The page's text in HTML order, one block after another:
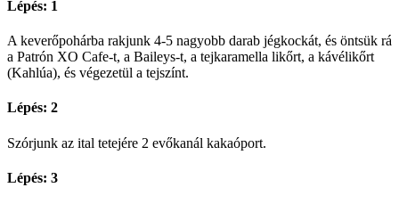
Lépés: 1
A keverőpohárba rakjunk 4-5 nagyobb darab jégkockát, és öntsük rá
a Patrón XO Cafe-t, a Baileys-t, a tejkaramella likőrt, a kávélikőrt
(Kahlúa), és végezetül a tejszínt.
Lépés: 2
Szórjunk az ital tetejére 2 evőkanál kakaóport.
Lépés: 3